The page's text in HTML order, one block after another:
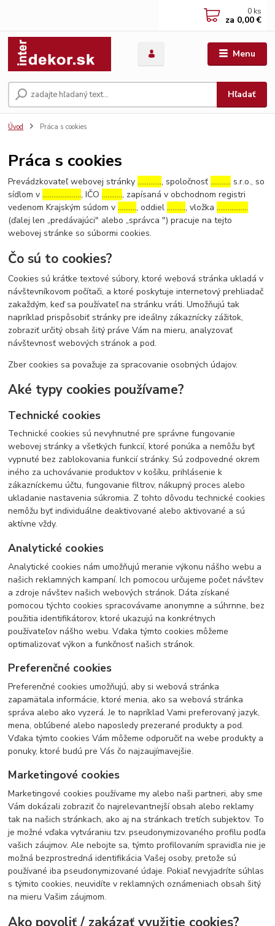
Menu
Hľadať
0 ks
za 0,00 €
Úvod Práca s cookies
Práca s cookies
Prevádzkovateľ webovej stránky…………., spoločnosť……….. s.r.o., so
sídlom v…………………, IČO……….., zapísaná v obchodnom registri
vedenom Krajským súdom v………., oddiel………., vložka……………..
(ďalej len „predávajúci" alebo „správca ") pracuje na tejto
webovej stránke so súbormi cookies.
Čo sú to cookies?
Cookies sú krátke textové súbory, ktoré webová stránka ukladá v
návštevníkovom počítači, a ktoré poskytuje internetový prehliadač
zakaždým, keď sa používateľ na stránku vráti. Umožňujú tak
napríklad prispôsobiť stránky pre ideálny zákaznícky zážitok,
zobraziť určitý obsah šitý práve Vám na mieru, analyzovať
návštevnosť webových stránok a pod.
Zber cookies sa považuje za spracovanie osobných údajov.
Aké typy cookies používame?
Technické cookies
Technické cookies sú nevyhnutné pre správne fungovanie
webovej stránky a všetkých funkcií, ktoré ponúka a nemôžu byť
vypnuté bez zablokovania funkcií stránky. Sú zodpovedné okrem
iného za uchovávanie produktov v košíku, prihlásenie k
zákazníckemu účtu, fungovanie filtrov, nákupný proces alebo
ukladanie nastavenia súkromia. Z tohto dôvodu technické cookies
nemôžu byť individuálne deaktivované alebo aktivované a sú
aktívne vždy.
Analytické cookies
Analytické cookies nám umožňujú meranie výkonu nášho webu a
našich reklamných kampaní. Ich pomocou určujeme počet návštev
a zdroje návštev našich webových stránok. Dáta získané
pomocou týchto cookies spracovávame anonymne a súhrnne, bez
použitia identifikátorov, ktoré ukazujú na konkrétnych
používateľov nášho webu. Vďaka týmto cookies môžeme
optimalizovať výkon a funkčnosť našich stránok.
Preferenčné cookies
Preferenčné cookies umožňujú, aby si webová stránka
zapamätala informácie, ktoré menia, ako sa webová stránka
správa alebo ako vyzerá. Je to napríklad Vami preferovaný jazyk,
mena, obľúbené alebo naposledy prezerané produkty a pod.
Vďaka týmto cookies Vám môžeme odporučiť na webe produkty a
ponuky, ktoré budú pre Vás čo najzaujímavejšie.
Marketingové cookies
Marketingové cookies používame my alebo naši partneri, aby sme
Vám dokázali zobraziť čo najrelevantnejší obsah alebo reklamy
tak na našich stránkach, ako aj na stránkach tretích subjektov. To
je možné vďaka vytváraniu tzv. pseudonymizovaného profilu podľa
vašich záujmov. Ale nebojte sa, týmto profilovaním spravidla nie je
možná bezprostredná identifikácia Vašej osoby, pretože sú
používané iba pseudonymizované údaje. Pokiaľ nevyjadríte súhlas
s týmito cookies, neuvidíte v reklamných oznámeniach obsah šitý
na mieru Vašim záujmom.
Ako povoliť / zakázať využitie cookies?